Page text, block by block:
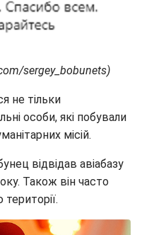
sergey_bobunets)
не тільки
особи, які побували
місій.
відвідав авіабазу
Також він часто